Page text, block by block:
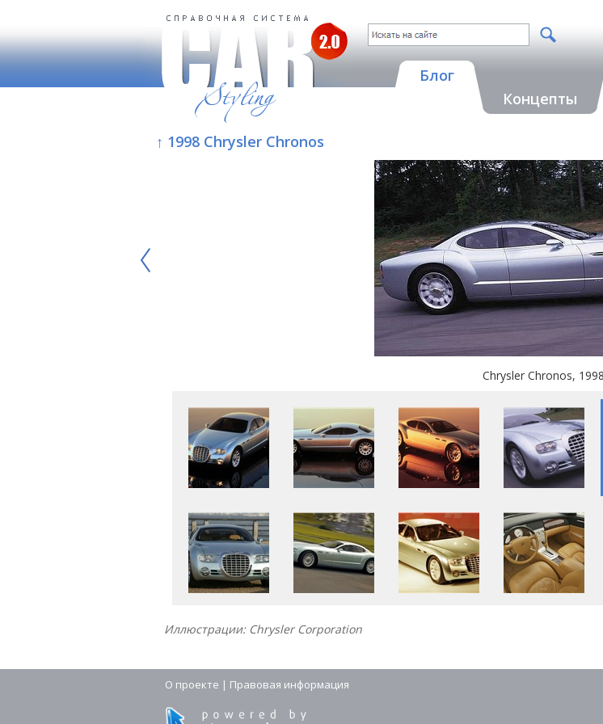
Блог
Концепты
↑ 1998 Chrysler Chronos
Chrysler Chronos, 1998
Иллюстрации: Chrysler Corporation
О проекте | Правовая информация